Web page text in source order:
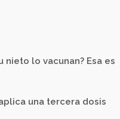
nieto lo vacunan? Esa es
una tercera dosis